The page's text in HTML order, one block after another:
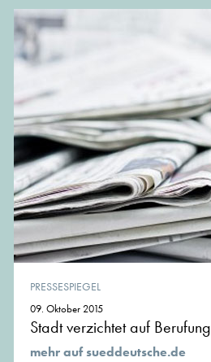
PRESSESPIEGEL
09. Oktober 2015
Stadt verzichtet auf Berufung
mehr auf sueddeutsche.de